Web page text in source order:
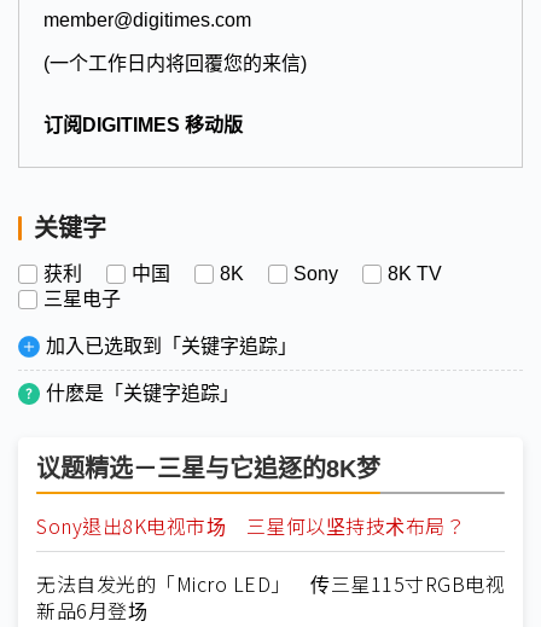
member@digitimes.com
(一个工作日内将回覆您的来信)
订阅DIGITIMES 移动版
关键字
获利 中国 8K Sony
8K TV
三星电子
加入已选取到「关键字追踪」
什麽是「关键字追踪」
议题精选－三星与它追逐的8K梦
Sony退出8K电视市场 三星何以坚持技术布局？
无法自发光的「Micro LED」 传三星115寸RGB电视
新品6月登场